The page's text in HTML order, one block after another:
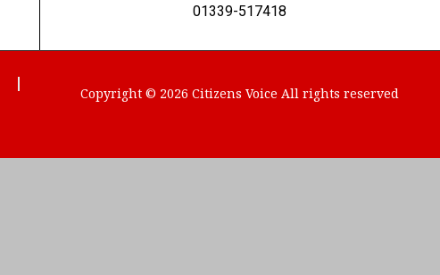
01339-517418
Copyright © 2026 Citizens Voice All rights reserved